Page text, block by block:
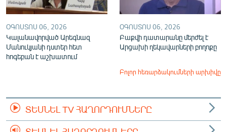
ՕԳՈՍՏՈՍ 06, 2026
Կալանավորված Արեգնազ
Մանուկյանի դստեր հետ
հոգեբան է աշխատում
ՕԳՈՍՏՈՍ 06, 2026
Բաքվի դատարանը մերժել է
Արցախի ղեկավարների բողոքը
Բոլոր հեռարձակումների արխիվը
ՏԵՍՆԵԼ TV ՀԱՂՈՐԴՈՒՄՆԵՐԸ